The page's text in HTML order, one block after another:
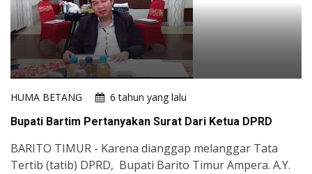
HUMA BETANG
6 tahun yang lalu
Bupati Bartim Pertanyakan Surat Dari Ketua DPRD
BARITO TIMUR - Karena dianggap melanggar Tata
Tertib (tatib) DPRD, Bupati Barito Timur Ampera. A.Y.